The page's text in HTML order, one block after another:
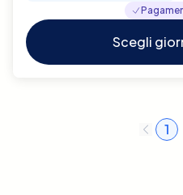
Scegli
1